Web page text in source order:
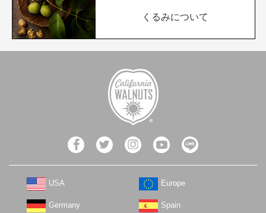
くるみについて
USA Europe
Germany Spain